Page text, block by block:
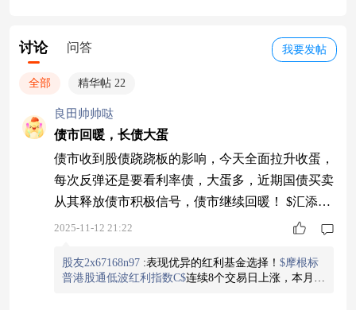
我要发帖
讨论 问答
全部 精华帖 22
良田帅帅哒
债市回暖，长债大蛋
债市收到股债跷跷板的影响，今天全面拉升收蛋，
每次反弹还是要看利率债，大蛋多，近期国债买卖
从其释放债市积极信号，债市继续回暖！ $汇添富
丰和纯债C$ 今天收18个恐龙蛋，这个主要投30年
作为股市对冲利器。 $万家集利债券发起式C$ 今
天收9个蛋 $国金惠安利率债C$ 今天收7个蛋 $中信
2025-11-12 21:22
股友2x67168n97 :表现优异的红利基金选择！ $摩根标
普港股通低波红利指数C$连续8个交易日上涨，本月以